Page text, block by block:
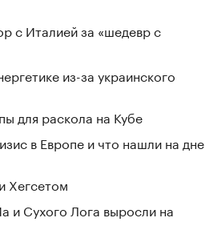
с Италией за «шедевр с
из-за украинского
для раскола на Кубе
в Европе и что нашли на дне
Хегсетом
и Сухого Лога выросли на